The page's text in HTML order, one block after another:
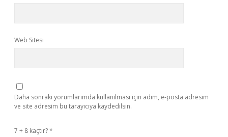
Web Sitesi
Daha sonraki yorumlarımda kullanılması için adım, e-posta adresim
ve site adresim bu tarayıcıya kaydedilsin.
7 + 8 kaçtır?*